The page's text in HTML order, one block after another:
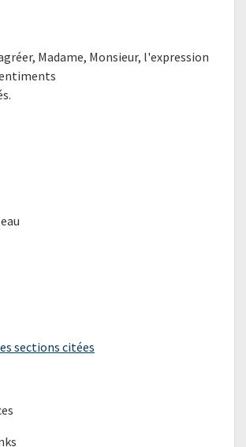
Madame, Monsieur, l'expression
sections citées